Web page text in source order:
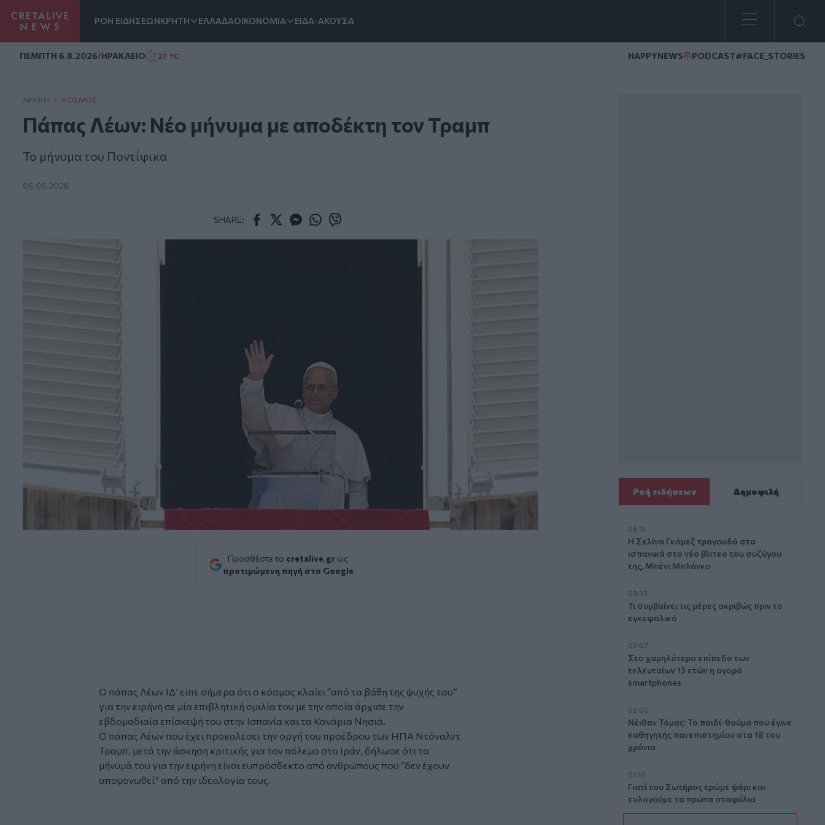
ΡΟΗ ΕΙΔΗΣΕΩΝΚΡΗΤΗ ΕΛΛΑΔΑΟΙΚΟΝΟΜΙΑ ΕΙΔΑ-ΑΚΟΥΣΑ
ΠΕΜΠΤΗ 6.8.2026/ΗΡΑΚΛΕΙΟ 27 °C HAPPYNEWS PODCAST#FACE_STORIES
ΑΡΧΙΚΗ / ΚΌΣΜΟΣ
Πάπας Λέων: Νέο μήνυμα με αποδέκτη τον Τραμπ
Το μήνυμα του Ποντίφικα
06.06.2026
SHARE:
Προσθέστε το cretalive.gr ως
προτιμώμενη πηγή στο Google
Ο πάπας Λέων ΙΔ’ είπε σήμερα ότι ο κόσμος κλαίει “από τα βάθη της ψυχής του”
για την ειρήνη σε μία επιβλητική ομιλία του με την οποία άρχισε την
εβδομαδιαία επίσκεψή του στην Ισπανία και τα Κανάρια Νησιά.
Ο πάπας Λέων που έχει προκαλέσει την οργή του προέδρου των ΗΠΑ Ντόναλντ
Τραμπ, μετά την άσκηση κριτικής για τον πόλεμο στο Ιράν, δήλωσε ότι το
μήνυμά του για την ειρήνη είναι ευπρόσδεκτο από ανθρώπους που “δεν έχουν
απομονωθεί” από την ιδεολογία τους.
Ροή ειδήσεων Δημοφιλή
04:14
Η Σελίνα Γκόμεζ τραγουδά στα
ισπανικά στο νέο βίντεο του συζύγου
της, Μπένι Μπλάνκο
03:33
Τι συμβαίνει τις μέρες ακριβώς πριν το
εγκεφαλικό
02:07
Στο χαμηλότερο επίπεδο των
τελευταίων 13 ετών η αγορά
smartphones
02:00
Νέιθαν Τόμας: Το παιδί-θαύμα που έγινε
καθηγητής πανεπιστημίου στα 18 του
χρόνια
01:10
Γιατί του Σωτήρος τρώμε ψάρι και
ευλογούμε τα πρώτα σταφύλια